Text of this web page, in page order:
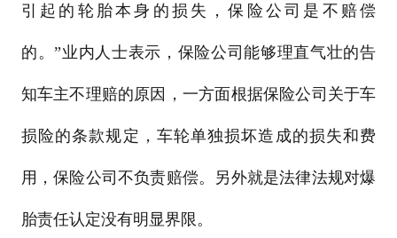
引起的轮胎本身的损失，保险公司是不赔偿
的。”业内人士表示，保险公司能够理直气壮的告
知车主不理赔的原因，一方面根据保险公司关于车
损险的条款规定，车轮单独损坏造成的损失和费
用，保险公司不负责赔偿。另外就是法律法规对爆
胎责任认定没有明显界限。